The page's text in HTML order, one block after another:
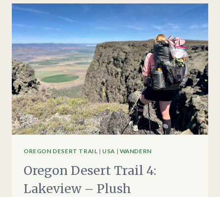
PLUSH
OREGON DESERT TRAIL | USA | WANDERN
Oregon Desert Trail 4:
Lakeview – Plush